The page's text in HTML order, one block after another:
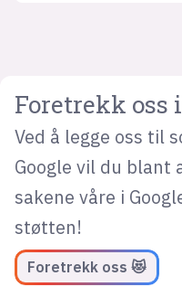
Foretrekk oss
Ved å legge oss til
Google vil du blant
sakene våre i
støtten!
Foretrekk oss 😻